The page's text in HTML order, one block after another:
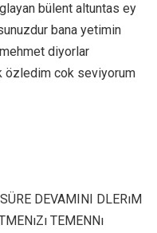
bülent altuntas ey
bana yetimin
diyorlar
özledim cok seviyorum
DEVAMINI DLERıM
TEMENNı